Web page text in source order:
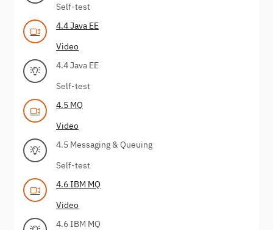
Self-test
4.4 Java EE
Video
4.4 Java EE
Self-test
4.5 MQ
Video
4.5 Messaging & Queuing
Self-test
4.6 IBM MQ
Video
4.6 IBM MQ